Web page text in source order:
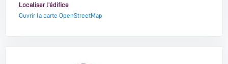
Localiser l'édifice
Ouvrir la carte OpenStreetMap